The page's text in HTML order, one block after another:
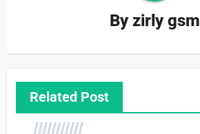
Byzirly gsm
Related Post